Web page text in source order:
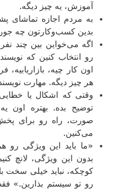
آموزش، یه چیز دیگه.
به مردم اجازه تماشای
بدین کسب‌و‌کارتون چه
اگه می‌خواین بین چند
رو انتخاب کنین که
اون کار چیه، بازاریابیه،
هر چیز دیگه. مهارت
وقتی که اشکال یا
توضیح بده. بهتره اون
صورت، راه رو برای
می‌کنین.
«ما باید این ویژگی رو
بدون این ویژگی، لانچ
کوچکه، نباید خیلی سخت
رو تو سیستم بذارین.»